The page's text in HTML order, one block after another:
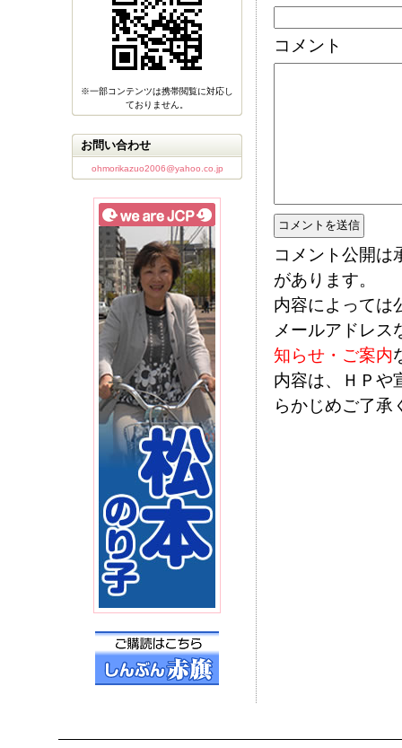
コメント
コメント公開は
があります。
内容によっては
メールアドレス
知らせ・ご案内
内容は、ＨＰや
らかじめご了承
※一部コンテンツは携帯閲覧に対応し
ておりません。
お問い合わせ
ohmorikazuo2006@yahoo.co.jp